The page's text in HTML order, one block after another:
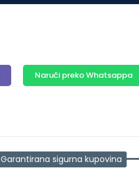
Naruči preko Whatsappa
Garantirana sigurna kupovina